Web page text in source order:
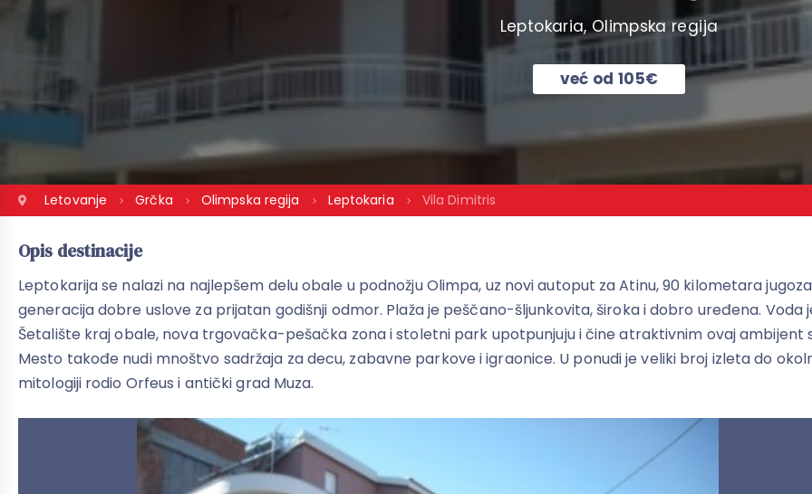
Leptokaria, Olimpska regija
već od105€
Letovanje Grčka Olimpska regija Leptokaria Vila Dimitris
Opis destinacije
Leptokarija se nalazi na najlepšem delu obale u podnožju Olimpa, uz novi autoput za Atinu, 90 kilometara
generacija dobre uslove za prijatan godišnji odmor. Plaža je peščano-šljunkovita, široka i dobro uređena. Voda
Šetalište kraj obale, nova trgovačka-pešačka zona i stoletni park upotpunjuju i čine atraktivnim ovaj
Mesto takođe nudi mnoštvo sadržaja za decu, zabavne parkove i igraonice. U ponudi je veliki broj izleta do
mitologiji rodio Orfeus i antički grad Muza.